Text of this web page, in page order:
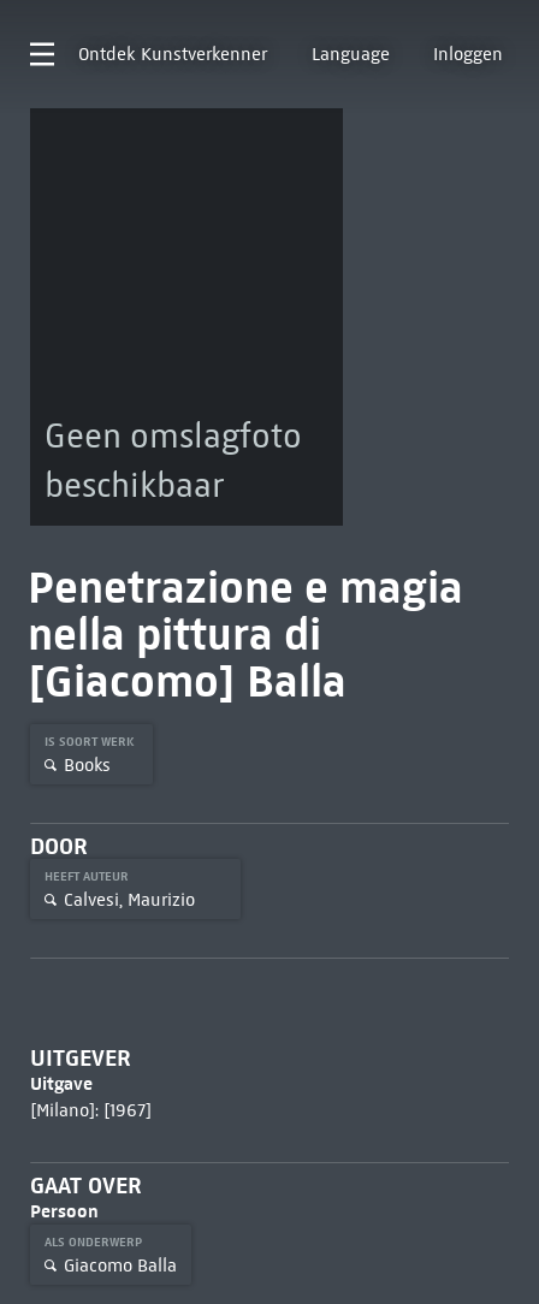
Ontdek Kunstverkenner Language Inloggen
Geen omslagfoto
beschikbaar
Penetrazione e magia
nella pittura di
[Giacomo] Balla
IS SOORT WERK
Books
DOOR
HEEFT AUTEUR
Calvesi, Maurizio
UITGEVER
Uitgave
[Milano]: [1967]
GAAT OVER
Persoon
ALS ONDERWERP
Giacomo Balla